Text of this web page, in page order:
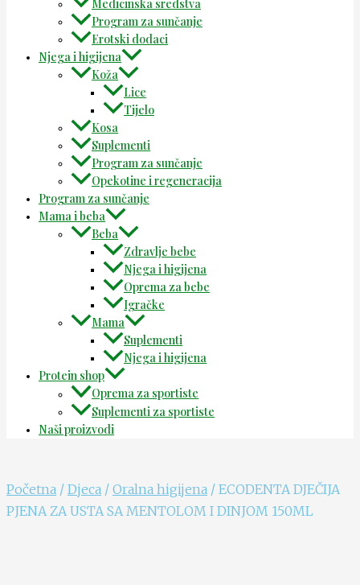
Medicinska sredstva
Program za sunčanje
Erotski dodaci
Njega i higijena
Koža
Lice
Tijelo
Kosa
Suplementi
Program za sunčanje
Opekotine i regeneracija
Program za sunčanje
Mama i beba
Beba
Zdravlje bebe
Njega i higijena
Oprema za bebe
Igračke
Mama
Suplementi
Njega i higijena
Protein shop
Oprema za sportiste
Suplementi za sportiste
Naši proizvodi
Početna / Djeca / Oralna higijena / ECODENTA DJEČIJA
PJENA ZA USTA SA MENTOLOM I DINJOM 150ML